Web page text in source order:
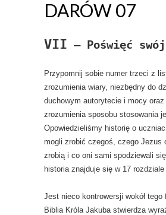
DARÓW 07
VII – Poświęć
Przypomnij sobie numer trzeci z
zrozumienia wiary, niezbędny do
duchowym autorytecie i mocy oraz
zrozumienia sposobu stosowania
Opowiedzieliśmy historię o
mogli zrobić czegoś, czego Jezus
zrobią i co oni sami spodziewali
historia znajduje się w 17
Jest nieco kontrowersji wokół tego
Biblia Króla Jakuba stwierdza